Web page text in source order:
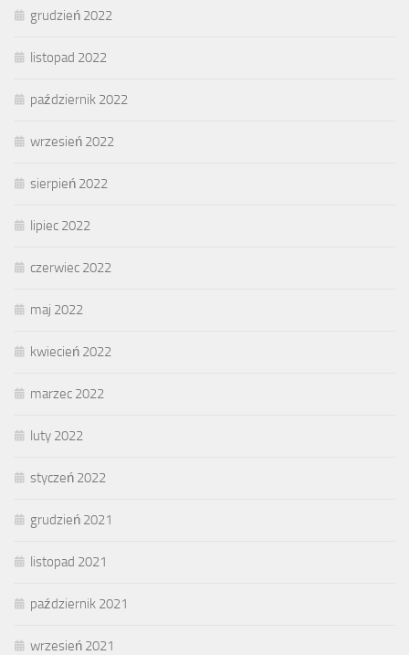
grudzień 2022
listopad 2022
październik 2022
wrzesień 2022
sierpień 2022
lipiec 2022
czerwiec 2022
maj 2022
kwiecień 2022
marzec 2022
luty 2022
styczeń 2022
grudzień 2021
listopad 2021
październik 2021
wrzesień 2021